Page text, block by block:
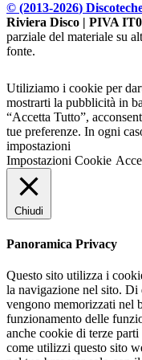
© (2013-2026)
Riviera Disco | PIVA
parziale del materiale su
fonte.
Utiliziamo i cookie per
mostrarti la pubblicità in
“Accetta Tutto”,
tue preferenze. In ogni
impostazioni
Impostazioni Cookie
Chiudi
Panoramica Privacy
Questo sito utilizza i
la navigazione nel sito. Di
vengono memorizzati nel
funzionamento delle
anche cookie di terze
come utilizzi questo sito